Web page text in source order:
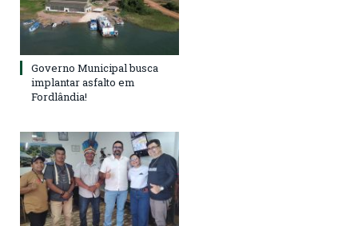
Governo Municipal busca
implantar asfalto em
Fordlândia!